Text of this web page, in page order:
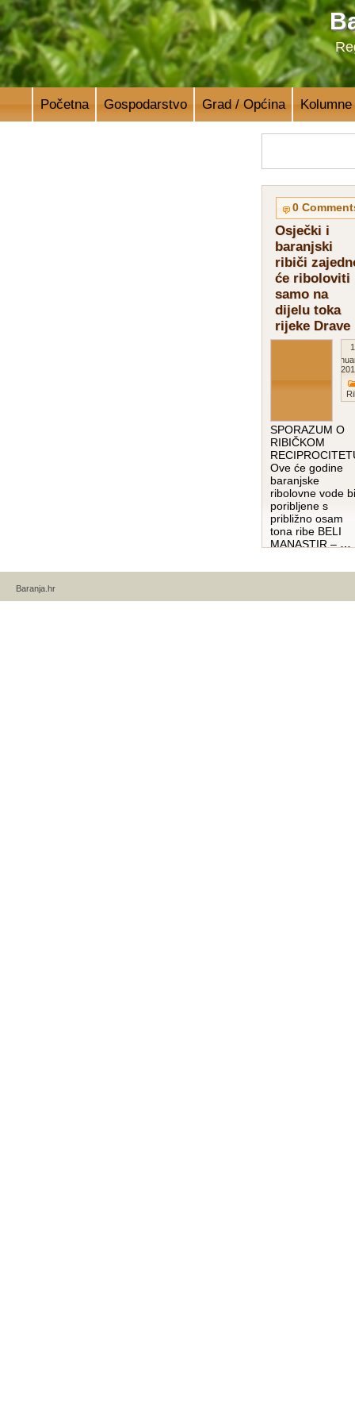
Početna Gospodarstvo Grad / Općina Kolumne
0
Osječki i
baranjski
ribiči
će riboloviti
samo na
dijelu toka
rijeke Drave
SPORAZUM O
RIBIČKOM
Ove će godine
baranjske
ribolovne vode
poribljene s
približno osam
tona ribe BELI
MANASTIR – …
Baranja.hr